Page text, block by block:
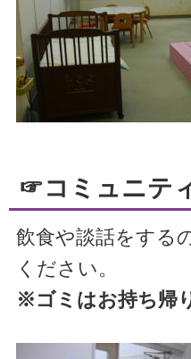
☞コミュニテ
飲食や談話をする
ください。
※ゴミはお持ち帰